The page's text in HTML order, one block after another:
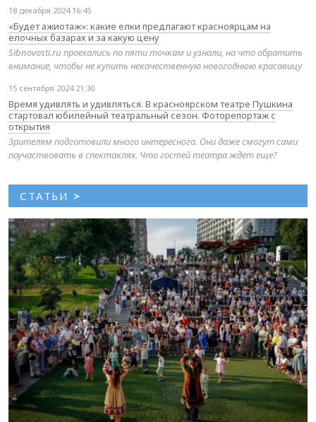
18 декабря 2024 16:45
«Будет ажиотаж»: какие елки предлагают красноярцам на
елочных базарах и за какую цену
Sibnovosti.ru проехались по пяти точкам и узнали, на что обратить
внимание, чтобы не купить некачественную новогоднюю красавицу
15 сентября 2024 21:30
Время удивлять и удивляться. В красноярском театре Пушкина
стартовал юбилейный театральный сезон. Фоторепортаж с
открытия
Зрителям подготовили много интересного. Они даже смогут сами
поучаствовать в спектаклях. Что гостей театра ждет еще?
СТАТЬИ >